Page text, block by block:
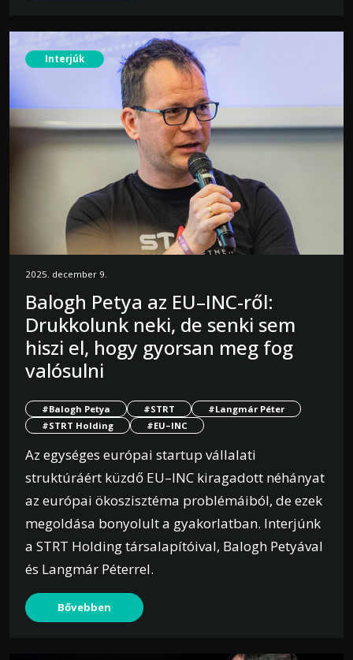
Interjúk
2025. december 9.
Balogh Petya az EU–INC-ről:
Drukkolunk neki, de senki sem
hiszi el, hogy gyorsan meg fog
valósulni
#Balogh Petya #STRT
#Langmár Péter
#STRT Holding
#EU–INC
Az egységes európai startup vállalati
struktúráért küzdő EU–INC kiragadott néhányat
az európai ökoszisztéma problémáiból, de ezek
megoldása bonyolult a gyakorlatban. Interjúnk
a STRT Holding társalapítóival, Balogh Petyával
és Langmár Péterrel.
Bővebben